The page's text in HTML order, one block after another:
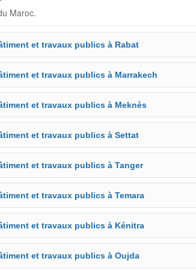
Maroc.
et travaux publics à Rabat
et travaux publics à Marrakech
et travaux publics à Meknès
et travaux publics à Settat
et travaux publics à Tanger
et travaux publics à Temara
et travaux publics à Kénitra
et travaux publics à Oujda